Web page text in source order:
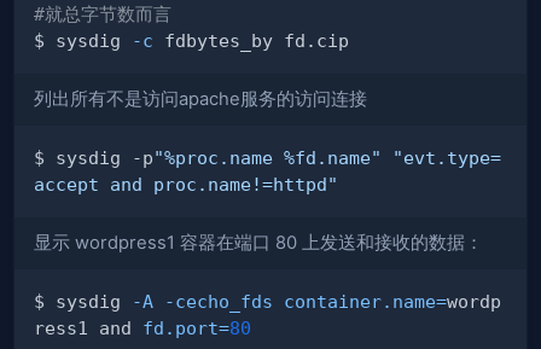
#就总字节数而言
$ sysdig
-c
列出所有不是访问apache服务的访问连接
$ sysdig -p"%proc.name %fd.name"
"evt.type=
accept and proc.name!=httpd"
显示 wordpress1 容器在端口 80 上发送和接收的数据：
$ sysdig -A -cecho_fds container.name=wordp
ress1 and fd.port=80